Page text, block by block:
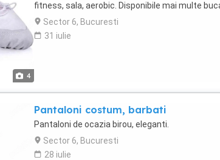
4
fitness, sala, aerobic. Disponibile mai multe
Sector 6, Bucuresti
31 iulie
Pantaloni costum, barbati
Pantaloni de ocazia birou, eleganti.
Sector 6, Bucuresti
28 iulie